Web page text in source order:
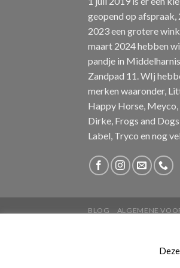
geopend op afspraak,
2023 een grotere
maart 2024 hebben
pandje in
Zandpad 11. WIj
merken waaronder,
Happy Horse, Meyco,
Dirke, Frogs and
Label, Tryco en nog
BLOG ALGEMENE